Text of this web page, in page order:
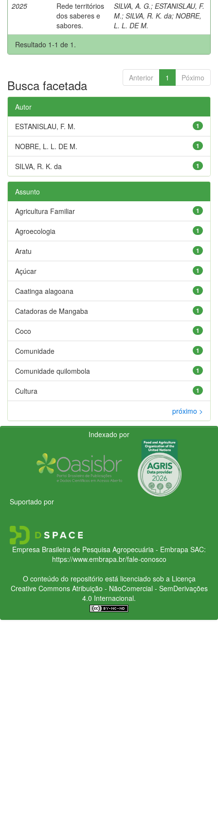
2025
Rede territórios
dos saberes e
sabores.
SILVA, A. G.; ESTANISLAU, F.
M.; SILVA, R. K. da; NOBRE,
L. L. DE M.
Resultado 1-1 de 1.
Anterior 1 Póximo
Busca facetada
Autor
1
ESTANISLAU, F. M.
1
NOBRE, L. L. DE M.
1
SILVA, R. K. da
Assunto
1
Agricultura Familiar
1
Agroecologia
1
Aratu
1
Açúcar
1
Caatinga alagoana
1
Catadoras de Mangaba
1
Coco
1
Comunidade
1
Comunidade quilombola
1
Cultura
próximo >
Indexado por
Suportado por
Empresa Brasileira de Pesquisa Agropecuária - Embrapa SAC:
https://www.embrapa.br/fale-conosco
O conteúdo do repositório está licenciado sob a Licença
Creative CommonsAtribuição - NãoComercial - SemDerivações
4.0 Internacional.